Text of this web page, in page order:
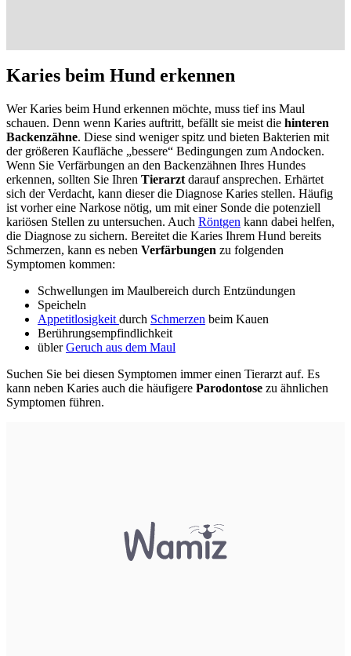
Karies beim Hund erkennen
Wer Karies beim Hund erkennen möchte, muss tief ins Maul
schauen. Denn wenn Karies auftritt, befällt sie meist die hinteren
Backenzähne. Diese sind weniger spitz und bieten Bakterien mit
der größeren Kaufläche „bessere“ Bedingungen zum Andocken.
Wenn Sie Verfärbungen an den Backenzähnen Ihres Hundes
erkennen, sollten Sie Ihren Tierarzt darauf ansprechen. Erhärtet
sich der Verdacht, kann dieser die Diagnose Karies stellen. Häufig
ist vorher eine Narkose nötig, um mit einer Sonde die potenziell
kariösen Stellen zu untersuchen. Auch Röntgen kann dabei helfen,
die Diagnose zu sichern. Bereitet die Karies Ihrem Hund bereits
Schmerzen, kann es neben Verfärbungen zu folgenden
Symptomen kommen:
Schwellungen im Maulbereich durch Entzündungen
Speicheln
Appetitlosigkeit durch Schmerzen beim Kauen
Berührungsempfindlichkeit
üblerGeruch aus dem Maul
Suchen Sie bei diesen Symptomen immer einen Tierarzt auf. Es
kann neben Karies auch die häufigere Parodontose zu ähnlichen
Symptomen führen.